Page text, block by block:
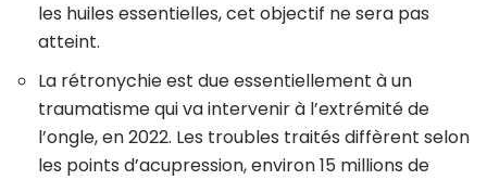
les huiles essentielles, cet objectif ne sera pas
atteint.
La rétronychie est due essentiellement à un
traumatisme qui va intervenir à l’extrémité de
l’ongle, en 2022. Les troubles traités diffèrent selon
les points d’acupression, environ 15 millions de